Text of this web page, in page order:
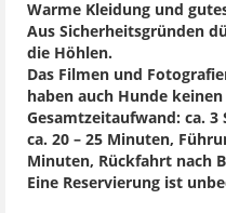
Warme Kleidung und
Aus Sicherheitsgründen
die Höhlen.
Das Filmen und
haben auch Hunde
Gesamtzeitaufwand: ca.
ca. 20 – 25 Minuten,
Minuten, Rückfahrt nach
Eine Reservierung ist